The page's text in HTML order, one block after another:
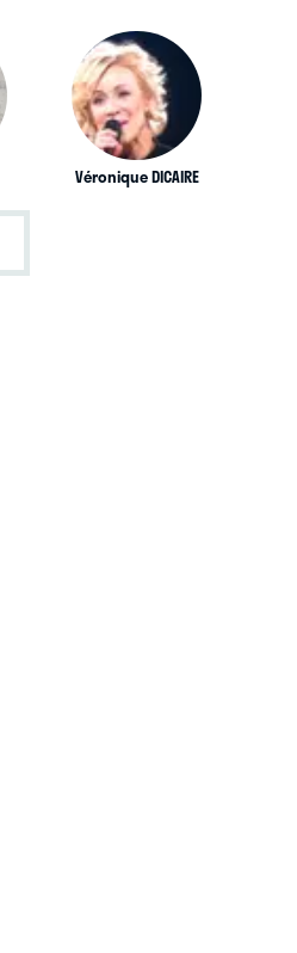
Véronique DICAIRE